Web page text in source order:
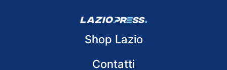
Shop Lazio
Contatti